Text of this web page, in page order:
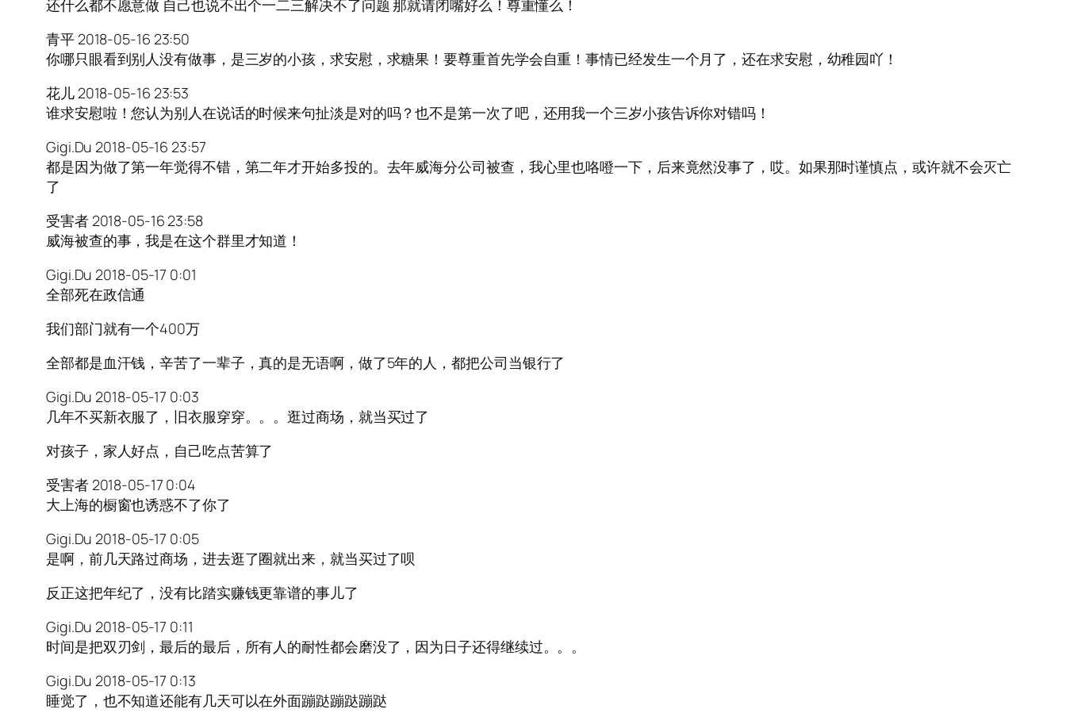
还什么都不愿意做 自己也说不出个一二三解决不了问题 那就请闭嘴好么！尊重懂么！
青平 2018-05-16 23:50
你哪只眼看到别人没有做事，是三岁的小孩，求安慰，求糖果！要尊重首先学会自重！事情已经发生一个月了，还在求安慰，幼稚园吖！
花儿 2018-05-16 23:53
谁求安慰啦！您认为别人在说话的时候来句扯淡是对的吗？也不是第一次了吧，还用我一个三岁小孩告诉你对错吗！
Gigi.Du 2018-05-16 23:57
都是因为做了第一年觉得不错，第二年才开始多投的。去年威海分公司被查，我心里也咯噔一下，后来竟然没事了，哎。如果那时谨慎点，或许就不会灭亡
了
受害者 2018-05-16 23:58
威海被查的事，我是在这个群里才知道！
Gigi.Du 2018-05-17 0:01
全部死在政信通
我们部门就有一个400万
全部都是血汗钱，辛苦了一辈子，真的是无语啊，做了5年的人，都把公司当银行了
Gigi.Du 2018-05-17 0:03
几年不买新衣服了，旧衣服穿穿。。。逛过商场，就当买过了
对孩子，家人好点，自己吃点苦算了
受害者 2018-05-17 0:04
大上海的橱窗也诱惑不了你了
Gigi.Du 2018-05-17 0:05
是啊，前几天路过商场，进去逛了圈就出来，就当买过了呗
反正这把年纪了，没有比踏实赚钱更靠谱的事儿了
Gigi.Du 2018-05-17 0:11
时间是把双刃剑，最后的最后，所有人的耐性都会磨没了，因为日子还得继续过。。。
Gigi.Du 2018-05-17 0:13
睡觉了，也不知道还能有几天可以在外面蹦跶蹦跶蹦跶